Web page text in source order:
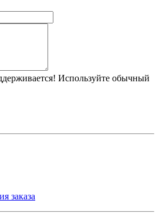
Используйте обычный
заказа